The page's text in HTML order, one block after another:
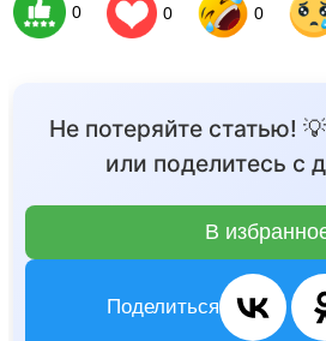
0 0 0
Не потеряйте статью!
или поделитесь с
В
Поделиться